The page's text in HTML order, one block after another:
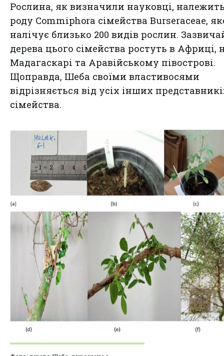
Рослина, як визначили науковці,
роду Commiphora сімейства Burseraceae,
налічує близько 200 видів рослин.
дерева цього сімейства ростуть в Африці,
Мадагаскарі та Аравійському півострові.
Щоправда, Шеба своїми властивосями
відрізняється від усіх інших
сімейства.